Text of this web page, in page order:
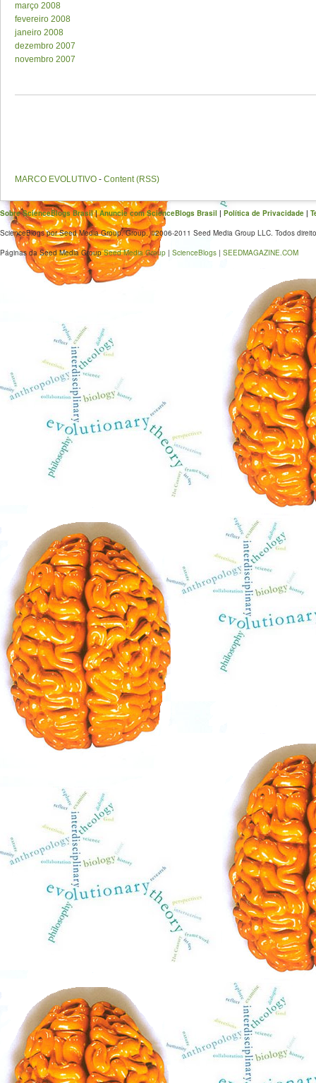
março 2008
fevereiro 2008
janeiro 2008
dezembro 2007
novembro 2007
MARCO EVOLUTIVO - Content (RSS)
Sobre ScienceBlogs Brasil|Anuncie com ScienceBlogs Brasil | Política de Privacidade |
ScienceBlogs por Seed Media Group. Group. ©2006-2011 Seed Media Group LLC. Todos
Páginas da Seed Media GroupSeed Media Group | ScienceBlogs | SEEDMAGAZINE.COM